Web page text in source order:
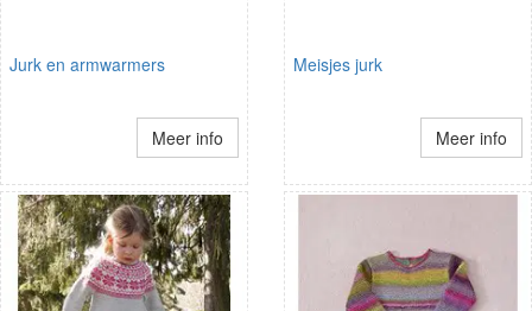
Jurk en armwarmers
Meer info
Meisjes jurk
Meer info